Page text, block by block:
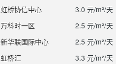
虹桥协信中心
3.0 元/m²/天
万科时一区
2.5 元/m²/天
新华联国际中心
2.5 元/m²/天
虹桥汇
3.3 元/m²/天